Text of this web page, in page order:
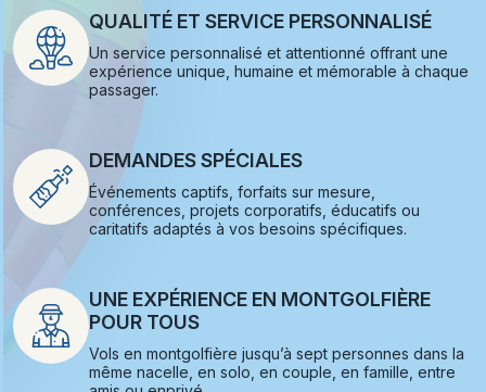
QUALITÉ ET SERVICE PERSONNALISÉ
Un service personnalisé et attentionné offrant une
expérience unique, humaine et mémorable à chaque
passager.
DEMANDES SPÉCIALES
Événements captifs, forfaits sur mesure,
conférences, projets corporatifs, éducatifs ou
caritatifs adaptés à vos besoins spécifiques.
UNE EXPÉRIENCE EN MONTGOLFIÈRE
POUR TOUS
Vols en montgolfière jusqu’à sept personnes dans la
même nacelle, en solo, en couple, en famille, entre